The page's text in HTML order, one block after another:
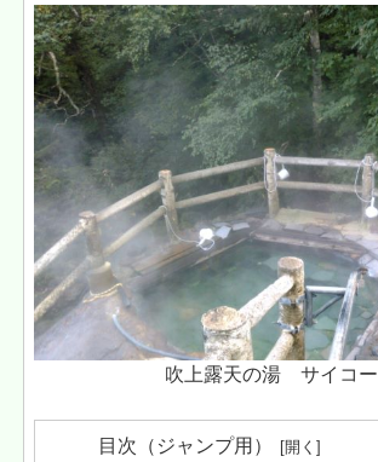
吹上露天の湯 サイコー
目次（ジャンプ用）